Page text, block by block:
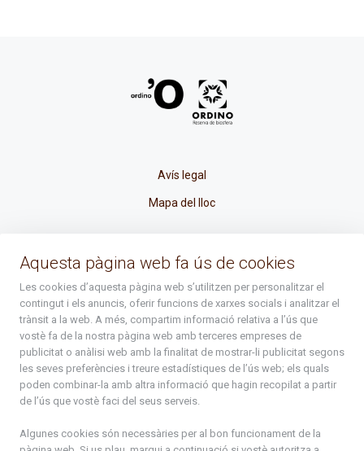
Avís legal
Mapa del lloc
atenciociutadana@ordino.ad
+376 878 100
De Dl. a Dv. : de 8 a 16h (els divendres a partir de l'1 de juny
fins al divendres de la setmana de Meritxell : de 8 a 14h)
Rep tota l'actualitat del Comú d'Ordino en el teu correu
Aquesta pàgina web fa ús de cookies
Les cookies d’aquesta pàgina web s’utilitzen per personalitzar el
contingut i els anuncis, oferir funcions de xarxes socials i analitzar el
trànsit a la web. A més, compartim informació relativa a l’ús que
vostè fa de la nostra pàgina web amb terceres empreses de
publicitat o anàlisi web amb la finalitat de mostrar-li publicitat segons
les seves preferències i treure estadístiques de l’ús web; els quals
poden combinar-la amb altra informació que hagin recopilat a partir
de l’ús que vostè faci del seus serveis.
Algunes cookies són necessàries per al bon funcionament de la